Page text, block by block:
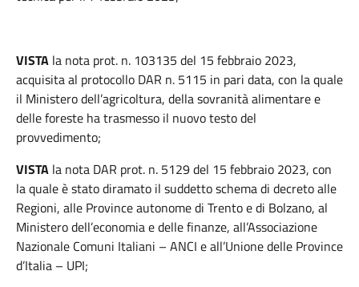
VISTA la nota prot. n. 103135 del 15 febbraio 2023,
acquisita al protocollo DAR n. 5115 in pari data, con la quale
il Ministero dell’agricoltura, della sovranità alimentare e
delle foreste ha trasmesso il nuovo testo del
provvedimento;
VISTA la nota DAR prot. n. 5129 del 15 febbraio 2023, con
la quale è stato diramato il suddetto schema di decreto alle
Regioni, alle Province autonome di Trento e di Bolzano, al
Ministero dell’economia e delle finanze, all’Associazione
Nazionale Comuni Italiani – ANCI e all’Unione delle Province
d’Italia – UPI;